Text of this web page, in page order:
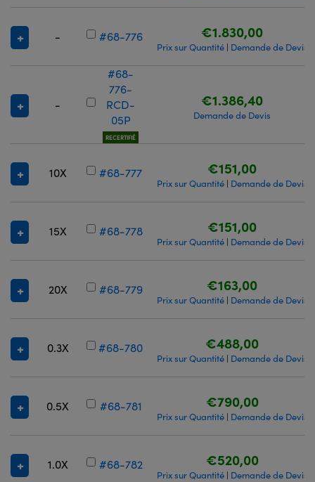
- #68-776 €1.830,00
Prix sur Quantité| Demande de Devis
-
#68-
776-
RCD-
05P
RECERTIFIÉ
€1.386,40
Demande de Devis
10X #68-777 €151,00
Prix sur Quantité| Demande de Devis
15X #68-778 €151,00
Prix sur Quantité| Demande de Devis
20X #68-779 €163,00
Prix sur Quantité| Demande de Devis
0.3X #68-780 €488,00
Prix sur Quantité| Demande de Devis
0.5X #68-781 €790,00
Prix sur Quantité| Demande de Devis
1.0X #68-782 €520,00
Prix sur Quantité| Demande de Devis